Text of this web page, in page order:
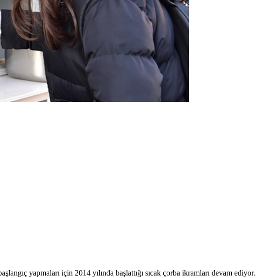
yapmaları için 2014 yılında başlattığı sıcak çorba ikramları devam ediyor.